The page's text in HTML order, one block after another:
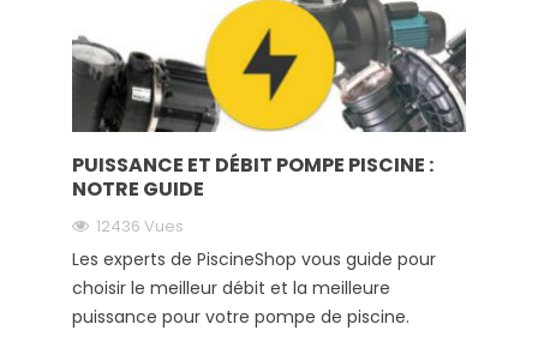
PUISSANCE ET DÉBIT POMPE PISCINE :
NOTRE GUIDE
12436 Vues
Les experts de PiscineShop vous guide pour
choisir le meilleur débit et la meilleure
puissance pour votre pompe de piscine.